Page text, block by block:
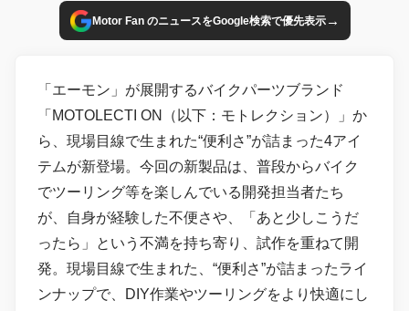
Motor Fan のニュースをGoogle検索で優先表示→
「エーモン」が展開するバイクパーツブランド
「MOTOLECTI ON（以下：モトレクション）」か
ら、現場目線で生まれた“便利さ”が詰まった4アイ
テムが新登場。今回の新製品は、普段からバイク
でツーリング等を楽しんでいる開発担当者たち
が、自身が経験した不便さや、「あと少しこうだ
ったら」という不満を持ち寄り、試作を重ねて開
発。現場目線で生まれた、“便利さ”が詰まったライ
ンナップで、DIY作業やツーリングをより快適にし